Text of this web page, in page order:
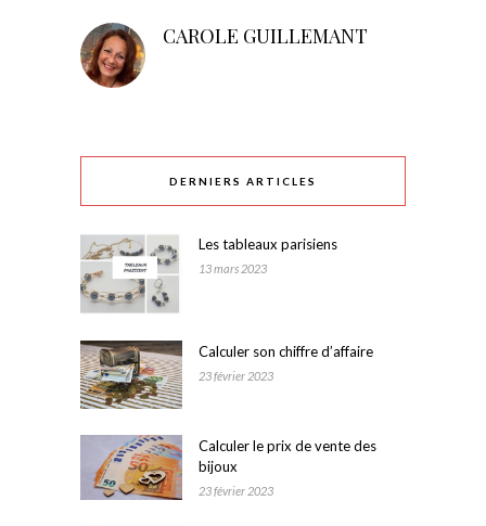
CAROLE GUILLEMANT
DERNIERS ARTICLES
Les tableaux parisiens
13 mars 2023
Calculer son chiffre d’affaire
23 février 2023
Calculer le prix de vente des
bijoux
23 février 2023